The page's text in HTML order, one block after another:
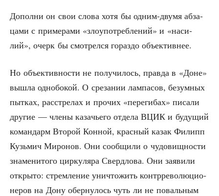
Допол­ни он свои сло­ва хотя бы одним-дву­мя абза­
ца­ми с при­ме­ра­ми «зло­упо­треб­ле­ний» и «наси­
лий», очерк бы смот­рел­ся гораз­до объективнее.
Но объ­ек­тив­но­сти не полу­чи­лось, прав­да в «Доне»
вышла одно­бо­кой. О сре­за­нии лам­па­сов, безум­ных
пыт­ках, рас­стре­лах и про­чих «пере­ги­бах» писа­ли
дру­гие — чле­ны каза­чье­го отде­ла ВЦИК и буду­щий
коман­дарм Вто­рой Кон­ной, крас­ный казак Филипп
Кузь­мич Миро­нов. Они сооб­щи­ли о чудо­вищ­но­сти
зна­ме­ни­то­го цир­ку­ля­ра Сверд­ло­ва. Они заяви­ли
откры­то: стрем­ле­ние уни­что­жить контр­ре­во­лю­ци­о­
не­ров на Дону обер­ну­лось чуть ли не поваль­ным